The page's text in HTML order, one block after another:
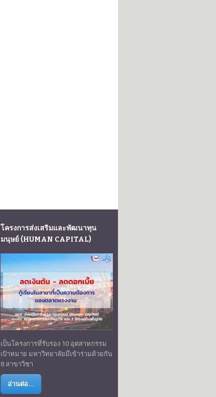
โครงการส่งเสริมและพัฒนาทุน
มนุษย์ (HUMAN CAPITAL)
เป็นโครงการที่รับรอง 10 อุตสาหกรรม
เป้าหมาย มหาวิทยาลัยมีเข้าร่วมด้วยกัน
8 สาขาวิชา
อ่านต่อ...